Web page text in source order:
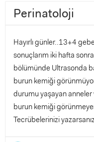
Perinatoloji
Hayırlı günler..13+4
sonuçlarım iki hafta
bölümünde Ultrasonda
burun kemiği
durumu yaşayan
burun kemiği
Tecrübelerinizi